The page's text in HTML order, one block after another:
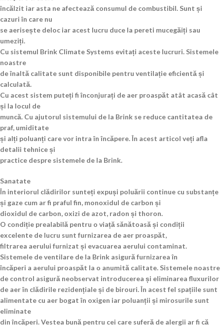
încălzit iar asta ne afectează consumul de combustibil. Sunt și
cazuri în care nu
se aerisește deloc iar acest lucru duce la pereti mucegăiți sau
umeziți.
Cu sistemul Brink Climate Systems evitați aceste lucruri. Sistemele
noastre
de înaltă calitate sunt disponibile pentru ventilație eficientă și
calculată.
Cu acest sistem puteți fi înconjurați de aer proaspăt atât acasă cât
și la locul de
muncă. Cu ajutorul sistemului de la Brink se reduce cantitatea de
praf, umiditate
și alți poluanți care vor intra în încăpere. În acest articol veți afla
detalii tehnice și
practice despre sistemele de la Brink.
Sanatate
În interiorul clădirilor sunteți expuși poluării continue cu substanțe
și gaze cum ar fi praful fin, monoxidul de carbon și
dioxidul de carbon, oxizi de azot, radon și thoron.
O condiție prealabilă pentru o viață sănătoasă și condiții
excelente de lucru sunt furnizarea de aer proaspăt,
filtrarea aerului furnizat și evacuarea aerului contaminat.
Sistemele de ventilare de la Brink asigură furnizarea în
încăperi a aerului proaspăt la o anumită calitate. Sistemele noastre
de control asigură neobservat introducerea și eliminarea fluxurilor
de aer în clădirile rezidențiale și de birouri. În acest fel spațiile sunt
alimentate cu aer bogat în oxigen iar poluanții și mirosurile sunt
eliminate
din încăperi. Vestea bună pentru cei care suferă de alergii ar fi că